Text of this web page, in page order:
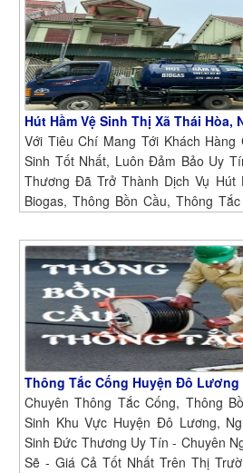
Hút Hầm Vệ Sinh Thị Xã Thái Hòa,
Với Tiêu Chí Mang Tới Khách Hàng
Sinh Tốt Nhất, Luôn Đảm Bảo Uy
Thương Đã Trở Thành Dịch Vụ Hút
Biogas, Thông Bồn Cầu, Thông
Trường Dịch Vụ Vệ Sinh Tại Thị Xã
Thông Tắc Cống Huyện Đô Lương
Chuyên Thông Tắc Cống, Thông
Sinh Khu Vực Huyện Đô Lương,
Sinh Đức Thương Uy Tín - Chuyên
Sẽ - Giá Cả Tốt Nhất Trên Thị